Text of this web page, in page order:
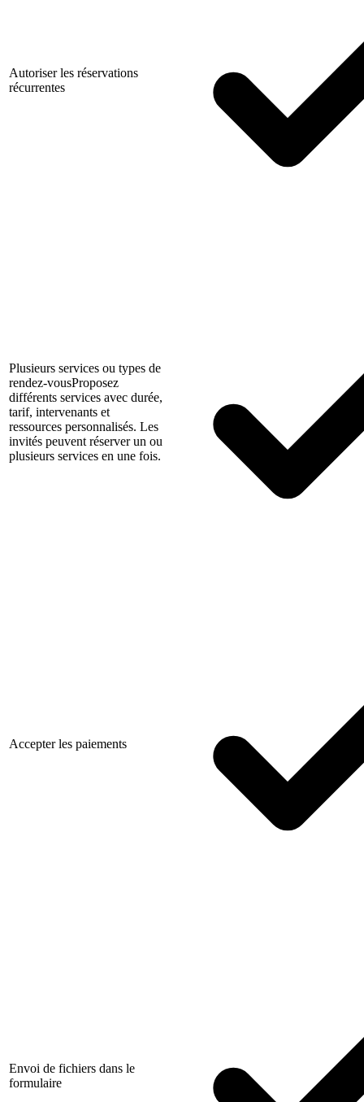
Autoriser les réservations
récurrentes
Plusieurs services ou types de
rendez-vousProposez
différents services avec durée,
tarif, intervenants et
ressources personnalisés. Les
invités peuvent réserver un ou
plusieurs services en une fois.
Accepter les paiements
Envoi de fichiers dans le
formulaire